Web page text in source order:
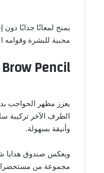
يمنح لمعانًا جذابًا
محببة للبشرة وقوامه
Pencil
يعزز مظهر الحواجب
الطرف الآخر تركيبة
وأنيقة بسهولة.
ويعكس صندوق هدايا
مجموعة من مستحضرات